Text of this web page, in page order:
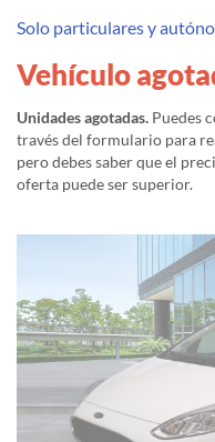
Solo particulares y
Vehículo
Unidades agotadas. Puedes
través del formulario para
pero debes saber que el
oferta puede ser superior.